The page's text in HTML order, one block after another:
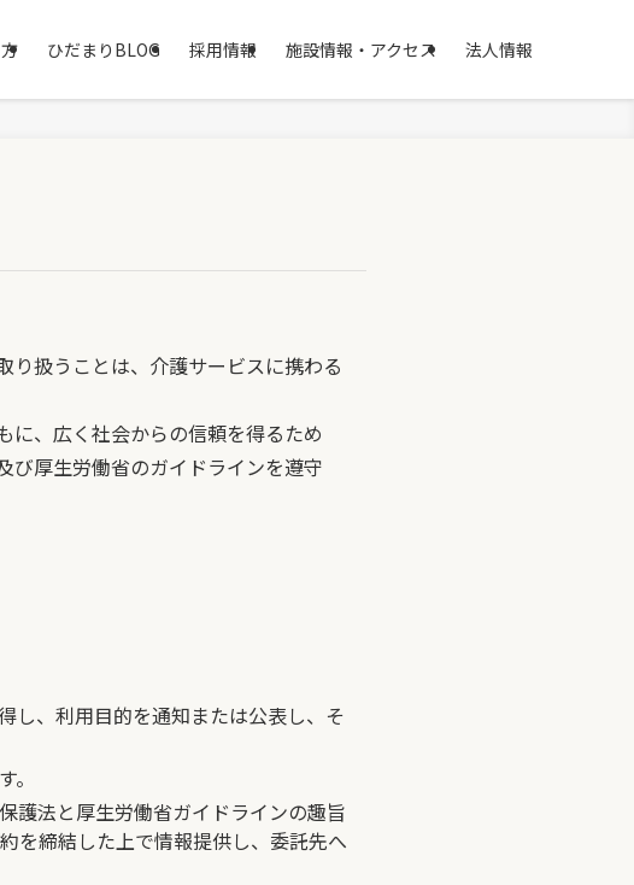
ひだまりBLOG 採用情報 施設情報・アクセス 法人情報
り扱うことは、介護サービスに携わる
に、広く社会からの信頼を得るため
び厚生労働省のガイドラインを遵守
し、利用目的を通知または公表し、そ
護法と厚生労働省ガイドラインの趣旨
を締結した上で情報提供し、委託先へ